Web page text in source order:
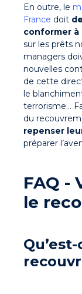
En outre, le
France doit
conformer à
sur les prêts
managers
nouvelles
de cette
le
terrorisme…
du
repenser
préparer
FAQ -
le